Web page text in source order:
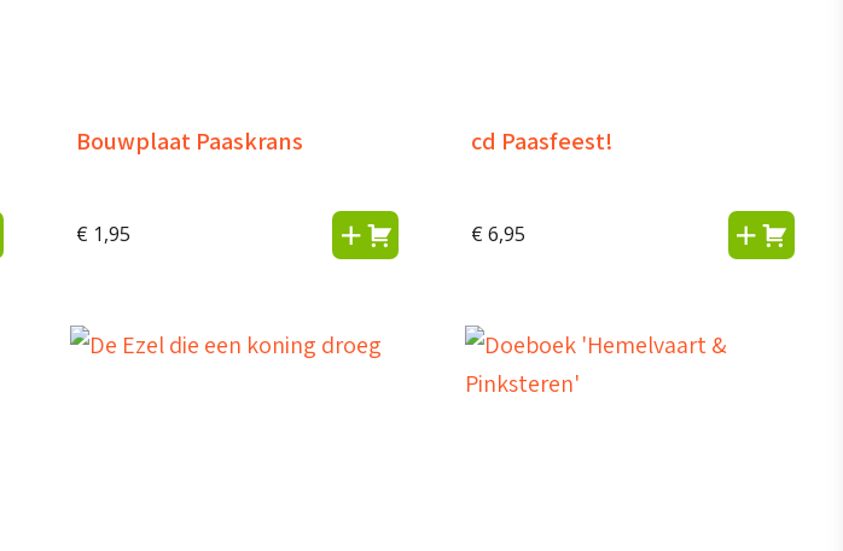
Bouwplaat Paaskrans
€ 1,95
cd Paasfeest!
€ 6,95